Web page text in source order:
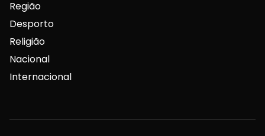
Região
Desporto
Religião
Nacional
Internacional